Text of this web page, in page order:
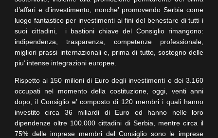
d’affari e d’investimento, nonche’ promovendo Serbia come
luogo fantastico per investimenti ai fini del benestare di tutti i
suoi cittadini, i bastioni chiave del Consiglio rimangono:
indipendenza, trasparenza, competenze professionale,
migliori prassi internazionali e, prima di tutto, sostegno delle
piu’ intense integrazioni europee.
Rispetto ai 150 milioni di Euro degli investimenti e dei 3.160
occupati nel momento della costituzione, oggi, venti anni
dopo, il Consiglio e’ composto di 120 membri i quali hanno
investito circa 36 miliardi di Euro ed hanno nelle loro
dipendenze oltre 100.000 cittadini di Serbia, mentre circa il
75% delle imprese membri del Consiglio sono le imprese